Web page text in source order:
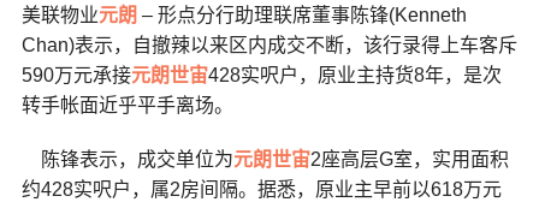
美联物业元朗 – 形点分行助理联席董事陈锋(Kenneth
Chan)表示，自撤辣以来区内成交不断，该行录得上车客斥
590万元承接元朗世宙428实呎户，原业主持货8年，是次
转手帐面近乎平手离场。
陈锋表示，成交单位为元朗世宙2座高层G室，实用面积
约428实呎户，属2房间隔。据悉，原业主早前以618万元